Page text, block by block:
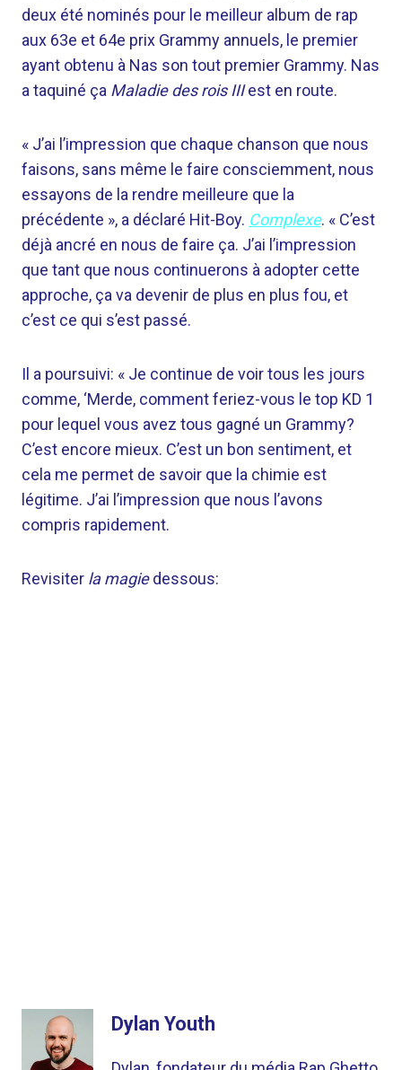
deux été nominés pour le meilleur album de rap
aux 63e et 64e prix Grammy annuels, le premier
ayant obtenu à Nas son tout premier Grammy. Nas
a taquiné ça Maladie des rois IIIest en route.
« J’ai l’impression que chaque chanson que nous
faisons, sans même le faire consciemment, nous
essayons de la rendre meilleure que la
précédente », a déclaré Hit-Boy. Complexe. « C’est
déjà ancré en nous de faire ça. J’ai l’impression
que tant que nous continuerons à adopter cette
approche, ça va devenir de plus en plus fou, et
c’est ce qui s’est passé.
Il a poursuivi: « Je continue de voir tous les jours
comme, ‘Merde, comment feriez-vous le top KD 1
pour lequel vous avez tous gagné un Grammy?
C’est encore mieux. C’est un bon sentiment, et
cela me permet de savoir que la chimie est
légitime. J’ai l’impression que nous l’avons
compris rapidement.
Revisiter la magiedessous:
Dylan Youth